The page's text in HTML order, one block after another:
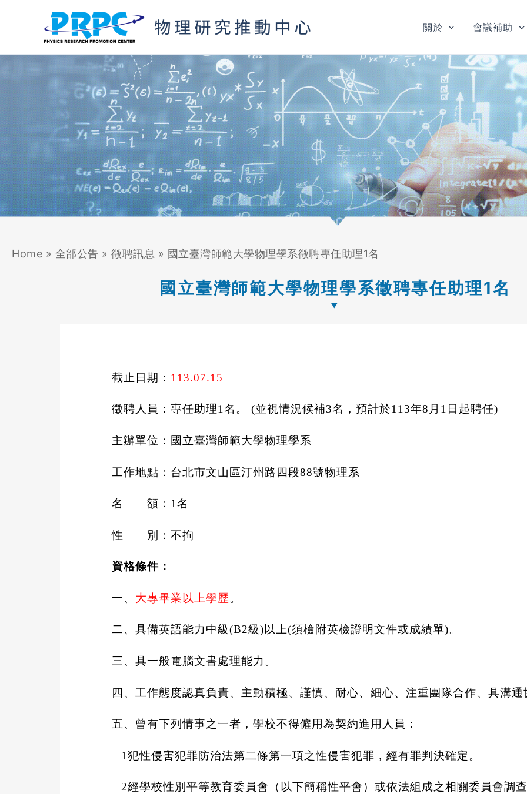
內
容
關於 會議補助
Home » 全部公告 » 徵聘訊息 » 國立臺灣師範大學物理學系徵聘專任助理1名
國立臺灣師範大學物理學系徵聘專任助理1名
截止日期 ： 113.07.15
徵聘人員：專任助理1名。 (並視情況候補3名，預計於113年8 月 1 日起聘任)
主辦單位 ：國立臺灣師範大學物理學系
工作地點：台北市文山區汀州路四段88號物理系
名 額 ： 1 名
性 別 ：不拘
資格條件 ：
一、 大專畢業以上學歷。
二、具備英語能力中級(B2級)以上(須檢附英檢證明文件或成績單)。
三、具一般電腦文書處理能力。
四、工作態度認真負責、主動積極、謹慎、耐心、細心、注重團隊合作、具溝
五、曾有下列情事之一者，學校不得僱用為契約進用人員：
1 犯性侵害犯罪防治法第二條第一項之性侵害犯罪，經有罪判決確定。
2經學校性別平等教育委員會（以下簡稱性平會）或依法組成之相關委員會調